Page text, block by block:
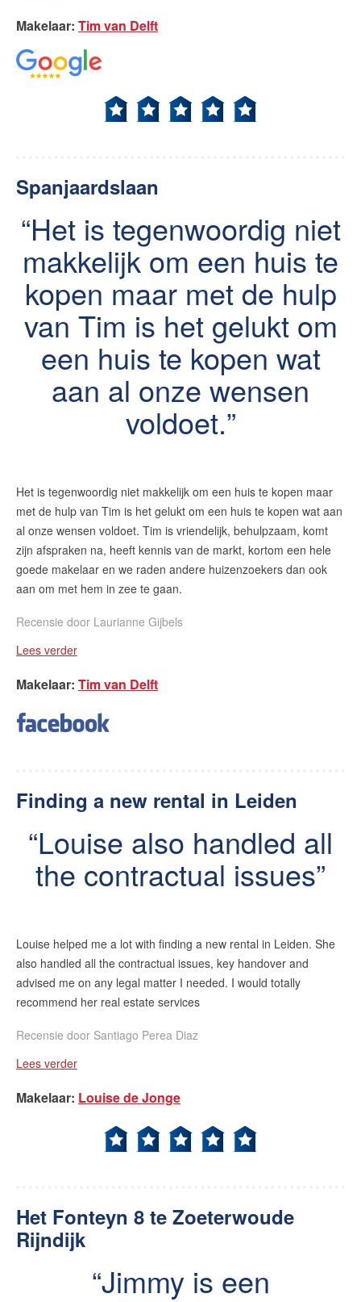
Makelaar: Tim van Delft
Spanjaardslaan
Het is tegenwoordig niet
makkelijk om een huis te
kopen maar met de hulp
van Tim is het gelukt om
een huis te kopen wat
aan al onze wensen
voldoet.
Het is tegenwoordig niet makkelijk om een huis te kopen maar
met de hulp van Tim is het gelukt om een huis te kopen wat aan
al onze wensen voldoet. Tim is vriendelijk, behulpzaam, komt
zijn afspraken na, heeft kennis van de markt, kortom een hele
goede makelaar en we raden andere huizenzoekers dan ook
aan om met hem in zee te gaan.
Recensie door Laurianne Gijbels
Lees verder
Makelaar: Tim van Delft
Finding a new rental in Leiden
Louise also handled all
the contractual issues
Louise helped me a lot with finding a new rental in Leiden. She
also handled all the contractual issues, key handover and
advised me on any legal matter I needed. I would totally
recommend her real estate services
Recensie door Santiago Perea Diaz
Lees verder
Makelaar: Louise de Jonge
Het Fonteyn 8 te Zoeterwoude
Rijndijk
Jimmy is een